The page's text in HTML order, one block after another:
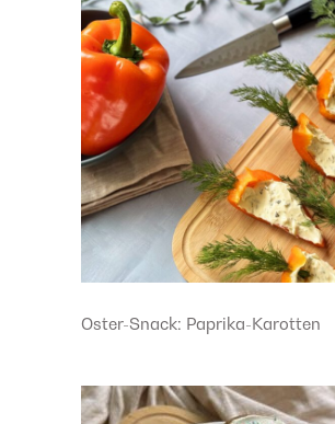
Oster-Snack: Paprika-Karotten